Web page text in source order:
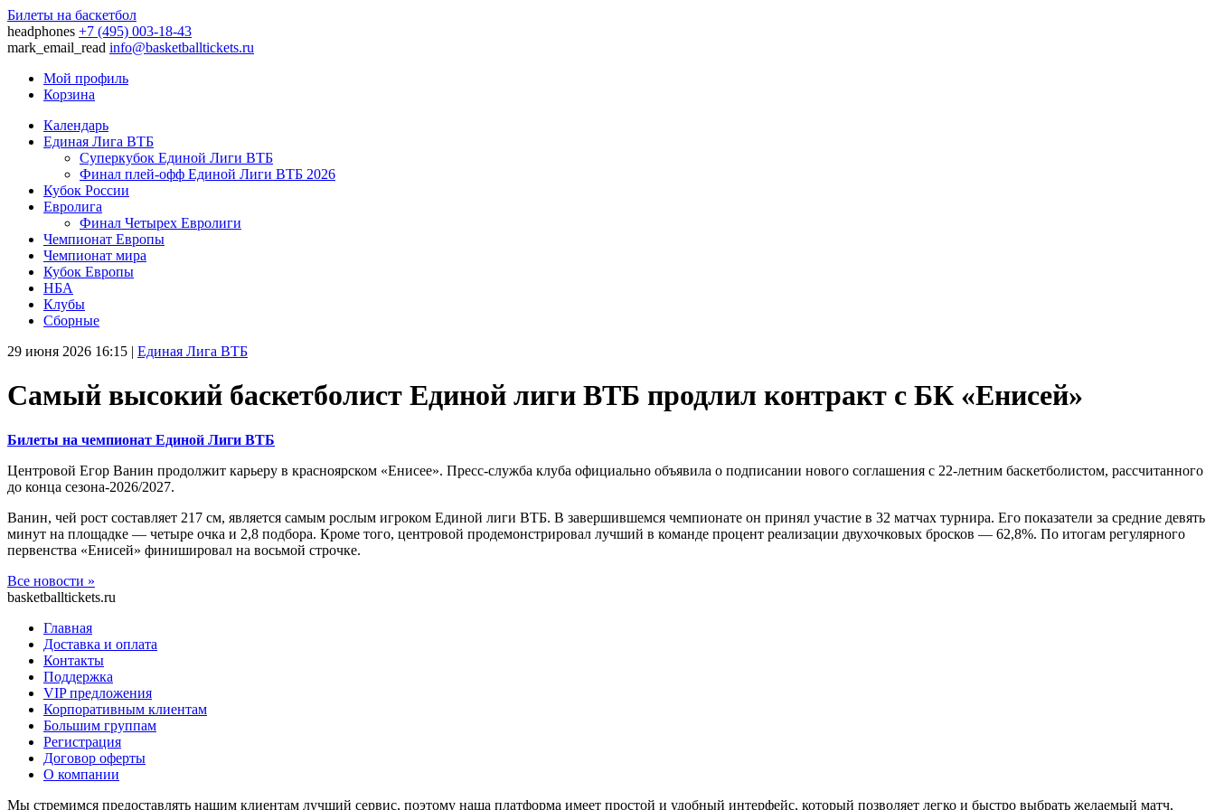
Билеты на баскетбол
headphones +7 (495) 003-18-43
mark_email_read info@basketballtickets.ru
Мой профиль
Корзина
Календарь
Единая Лига ВТБ
Суперкубок Единой Лиги ВТБ
Финал плей-офф Единой Лиги ВТБ 2026
Кубок России
Евролига
Финал Четырех Евролиги
Чемпионат Европы
Чемпионат мира
Кубок Европы
НБА
Клубы
Сборные
29 июня 2026 16:15 | Единая Лига ВТБ
Самый высокий баскетболист Единой лиги ВТБ продлил контракт с БК «Енисей»
Билеты на чемпионат Единой Лиги ВТБ
Центровой Егор Ванин продолжит карьеру в красноярском «Енисее». Пресс-служба клуба официально объявила о подписании нового соглашения с 22-летним баскетболистом, рассчитанного
до конца сезона-2026/2027.
Ванин, чей рост составляет 217 см, является самым рослым игроком Единой лиги ВТБ. В завершившемся чемпионате он принял участие в 32 матчах турнира. Его показатели за средние девять
минут на площадке — четыре очка и 2,8 подбора. Кроме того, центровой продемонстрировал лучший в команде процент реализации двухочковых бросков — 62,8%. По итогам регулярного
первенства «Енисей» финишировал на восьмой строчке.
Все новости »
basketballtickets.ru
Главная
Доставка и оплата
Контакты
Поддержка
VIP предложения
Корпоративным клиентам
Большим группам
Регистрация
Договор оферты
О компании
Мы стремимся предоставлять нашим клиентам лучший сервис, поэтому наша платформа имеет простой и удобный интерфейс, который позволяет легко и быстро выбрать желаемый матч,